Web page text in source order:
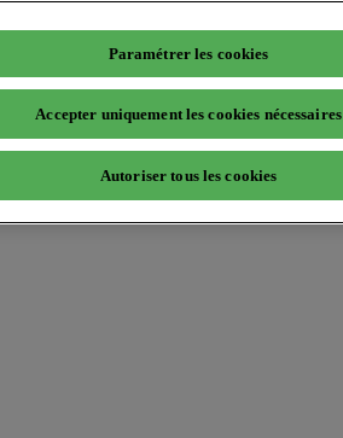
Paramétrer les cookies
Accepter uniquement les cookies nécessaires
Autoriser tous les cookies